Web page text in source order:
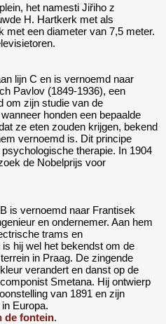
het namesti Jiřiho z
H. Hartkerk met als
met een diameter van 7,5 meter.
lijn C en is vernoemd naar
Pavlov (1849-1936), een
om zijn studie van de
honden een bepaalde
ze eten zouden krijgen, bekend
vernoemd is. Dit principe
therapie. In 1904
de Nobelprijs voor
is vernoemd naar Frantisek
en ondernemer. Aan hem
trams en
hij wel het bekendst om de
in Praag. De zingende
verandert en danst op de
Smetana. Hij ontwierp
van 1891 en zijn
Europa.
de fontein.